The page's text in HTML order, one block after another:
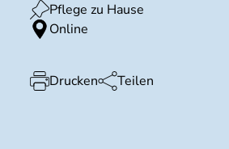
Pflege zu Hause
Online
Drucken Teilen